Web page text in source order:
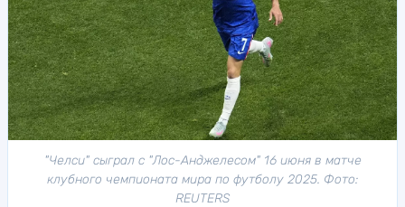
"Челси" сыграл с "Лос-Анджелесом" 16 июня в матче
клубного чемпионата мира по футболу 2025. Фото:
REUTERS